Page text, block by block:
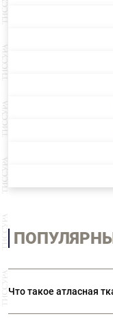
Что такое атласная